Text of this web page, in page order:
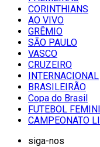
CORINTHIANS
AO VIVO
GRÊMIO
SĀO PAULO
VASCO
CRUZEIRO
INTERNACIONAL
BRASILEIRÃO
Copa do Brasil
FUTEBOL
CAMPEONATO
siga-nos